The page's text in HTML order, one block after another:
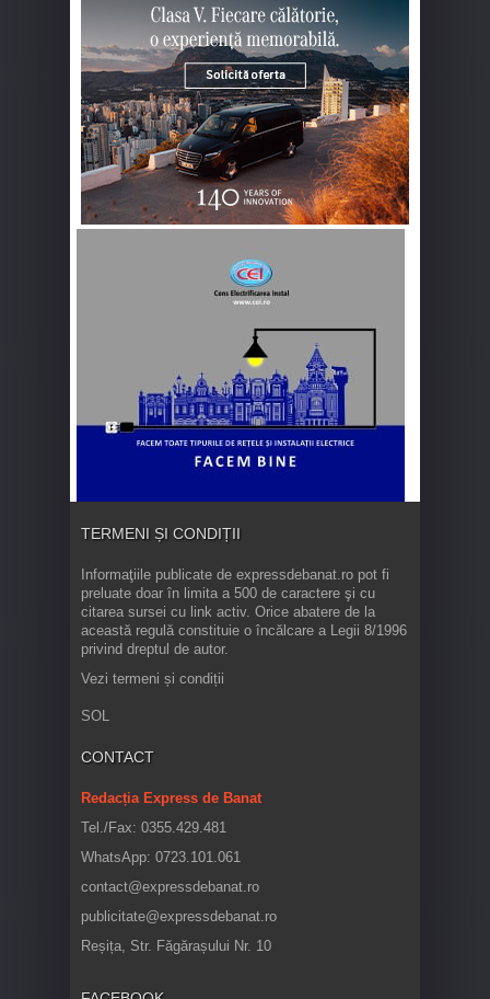
TERMENI ȘI CONDIȚII
Informaţiile publicate de expressdebanat.ro pot fi
preluate doar în limita a 500 de caractere şi cu
citarea sursei cu link activ. Orice abatere de la
această regulă constituie o încălcare a Legii 8/1996
privind dreptul de autor.
Vezi termeni și condiții
SOL
CONTACT
Redacția Express de Banat
Tel./Fax: 0355.429.481
WhatsApp: 0723.101.061
contact@expressdebanat.ro
publicitate@expressdebanat.ro
Reșița, Str. Făgărașului Nr. 10